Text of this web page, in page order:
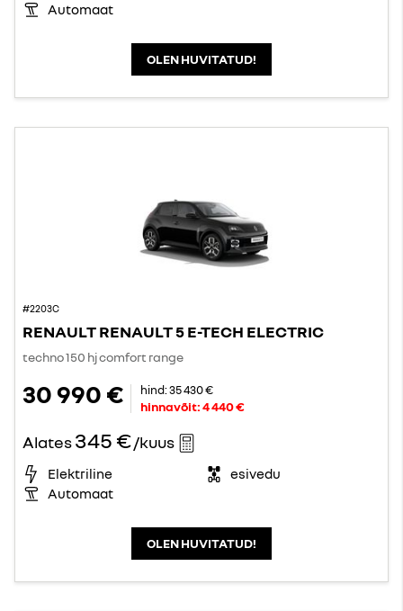
Automaat
OLEN HUVITATUD!
#2203C
RENAULT RENAULT 5 E-TECH ELECTRIC
techno 150 hj comfort range
30 990 € hind:35 430 €
hinnavõit:4 440 €
Alates345 €/kuus
Elektriline
esivedu
Automaat
OLEN HUVITATUD!